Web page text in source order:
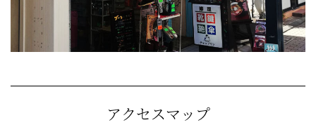
アクセスマップ